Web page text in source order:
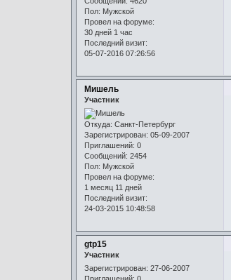
Пол: Мужской
Провел на форуме:
30 дней 1 час
Последний визит:
05-07-2016 07:26:56
Мишель
Участник
Откуда: Санкт-Петербург
Зарегистрирован: 05-09-2007
Приглашений: 0
Сообщений: 2454
Пол: Мужской
Провел на форуме:
1 месяц 11 дней
Последний визит:
24-03-2015 10:48:58
gtp15
Участник
Зарегистрирован: 27-06-2007